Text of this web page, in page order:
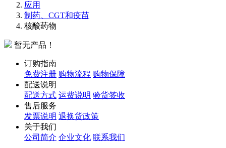
应用
制药、CGT和疫苗
核酸药物
暂无产品！
订购指南
免费注册 购物流程 购物保障
配送说明
配送方式 运费说明 验货签收
售后服务
发票说明 退换货政策
关于我们
公司简介 企业文化 联系我们